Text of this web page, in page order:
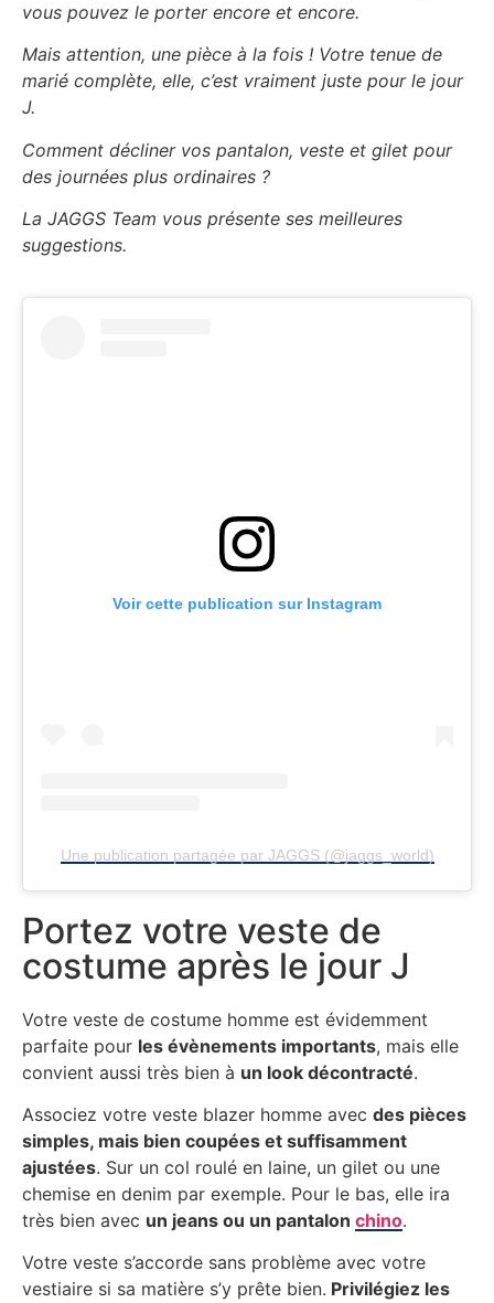
vous pouvez le porter encore et encore.
Mais attention, une pièce à la fois ! Votre tenue de
marié complète, elle, c’est vraiment juste pour le jour
J.
Comment décliner vos pantalon, veste et gilet pour
des journées plus ordinaires ?
La JAGGS Team vous présente ses meilleures
suggestions.
Portez votre veste de
costume après le jour J
Votre veste de costume homme est évidemment
parfaite pour les évènements importants, mais elle
convient aussi très bien à un look décontracté.
Associez votre veste blazer homme avec des pièces
simples, mais bien coupées et suffisamment
ajustées. Sur un col roulé en laine, un gilet ou une
chemise en denim par exemple. Pour le bas, elle ira
très bien avec un jeans ou un pantalon chino.
Votre veste s’accorde sans problème avec votre
vestiaire si sa matière s’y prête bien. Privilégiez les
Voir cette publication sur Instagram
Une publication partagée par JAGGS (@jaggs_world)